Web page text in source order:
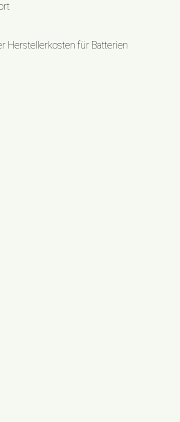
Herstellerkosten für Batterien